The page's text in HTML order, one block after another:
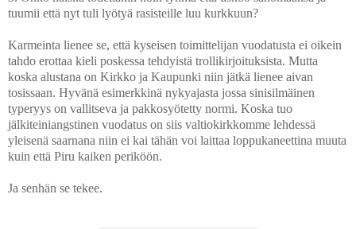
tuumii että nyt tuli lyötyä rasisteille luu kurkkuun?
Karmeinta lienee se, että kyseisen toimittelijan vuodatusta ei oikein
tahdo erottaa kieli poskessa tehdyistä trollikirjoituksista. Mutta
koska alustana on Kirkko ja Kaupunki niin jätkä lienee aivan
tosissaan. Hyvänä esimerkkinä nykyajasta jossa sinisilmäinen
typeryys on vallitseva ja pakkosyötetty normi. Koska tuo
jälkiteiniangstinen vuodatus on siis valtiokirkkomme lehdessä
yleisenä saarnana niin ei kai tähän voi laittaa loppukaneettina muuta
kuin että Piru kaiken periköön.
Ja senhän se tekee.